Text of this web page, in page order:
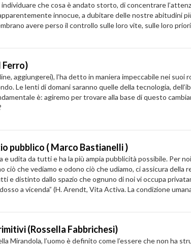
che cosa è andato storto, di concentrare
innocue, a dubitare delle nostre abitudini
avere perso il controllo sulle loro vite, sulle loro
Ferro)
aggiungerei), l’ha detto in maniera impeccabile nei suoi
Le lenti di domani saranno quelle della tecnologia,
è: agiremo per trovare alla base di questo
pubblico ( Marco Bastianelli )
e udita da tutti e ha la più ampia pubblicità possibile. Per
che vediamo e odono ciò che udiamo, ci assicura
e distinto dallo spazio che ognuno di noi vi occupa
a vicenda” (H. Arendt, Vita Activa. La condizione
(Rossella Fabbrichesi)
Mirandola, l’uomo è definito come l’essere che non ha